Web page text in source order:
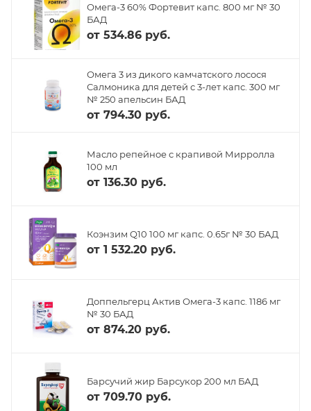
Омега-3 60% Фортевит капс. 800 мг № 30
БАД
от 534.86 руб.
Омега 3 из дикого камчатского лосося
Салмоника для детей с 3-лет капс. 300 мг
№ 250 апельсин БАД
от 794.30 руб.
Масло репейное с крапивой Мирролла
100 мл
от 136.30 руб.
Коэнзим Q10 100 мг капс. 0.65г № 30 БАД
от 1 532.20 руб.
Доппельгерц Актив Омега-3 капс. 1186 мг
№ 30 БАД
от 874.20 руб.
Барсучий жир Барсукор 200 мл БАД
от 709.70 руб.